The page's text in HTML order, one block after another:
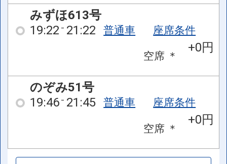
みずほ613号
19:22 21:22 普通車 座席条件
空席 ＊
+0円
のぞみ51号
19:46 21:45 普通車 座席条件
空席 ＊
+0円